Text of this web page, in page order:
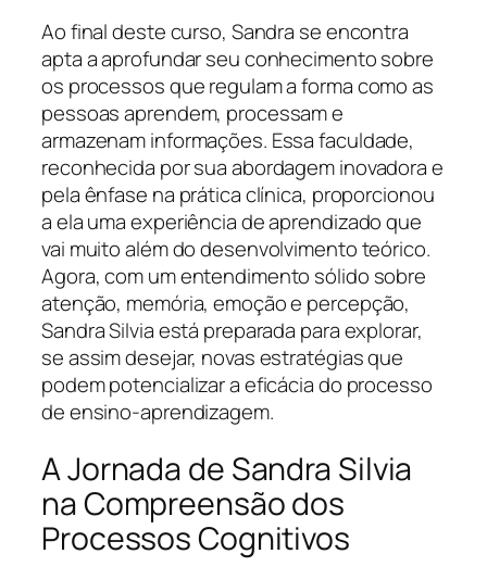
Ao final deste curso, Sandra se encontra
apta a aprofundar seu conhecimento sobre
os processos que regulam a forma como as
pessoas aprendem, processam e
armazenam informações. Essa faculdade,
reconhecida por sua abordagem inovadora e
pela ênfase na prática clínica, proporcionou
a ela uma experiência de aprendizado que
vai muito além do desenvolvimento teórico.
Agora, com um entendimento sólido sobre
atenção, memória, emoção e percepção,
Sandra Silvia está preparada para explorar,
se assim desejar, novas estratégias que
podem potencializar a eficácia do processo
de ensino-aprendizagem.
A Jornada de Sandra Silvia
na Compreensão dos
Processos Cognitivos